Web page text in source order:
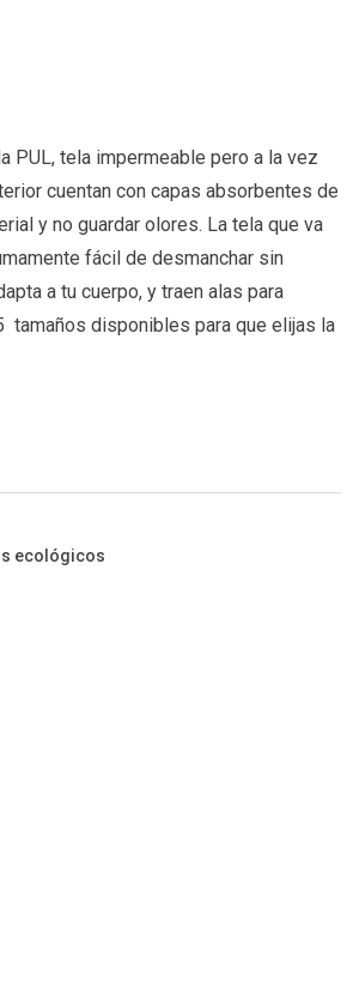
PUL, tela impermeable pero a la vez
cuentan con capas absorbentes de
y no guardar olores. La tela que va
fácil de desmanchar sin
a tu cuerpo, y traen alas para
tamaños disponibles para que elijas la
ecológicos